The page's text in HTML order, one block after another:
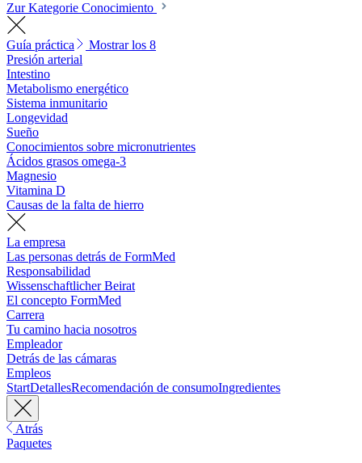
Zur Kategorie Conocimiento
Guía práctica
Mostrar los 8
Presión arterial
Intestino
Metabolismo energético
Sistema inmunitario
Longevidad
Sueño
Conocimientos sobre micronutrientes
Ácidos grasos omega-3
Magnesio
Vitamina D
Causas de la falta de hierro
La empresa
Las personas detrás de FormMed
Responsabilidad
Wissenschaftlicher Beirat
El concepto FormMed
Carrera
Tu camino hacia nosotros
Empleador
Detrás de las cámaras
Empleos
StartDetallesRecomendación de consumoIngredientes
Atrás
Paquetes